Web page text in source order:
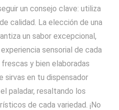
un consejo clave: utiliza
calidad. La elección de una
un sabor excepcional,
sensorial de cada
y bien elaboradas
sirvas en tu dispensador
paladar, resaltando los
de cada variedad. ¡No